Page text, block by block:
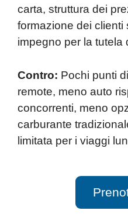
carta, struttura dei
formazione dei clienti
impegno per la tutela
Contro: Pochi punti
remote, meno auto
concorrenti, meno
carburante
limitata per i viaggi